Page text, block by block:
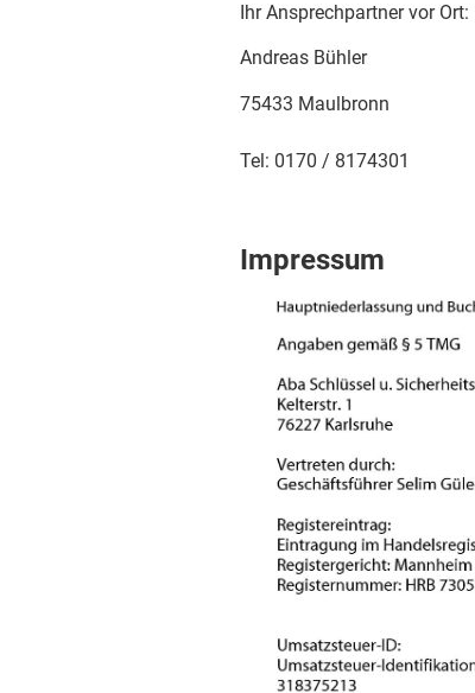
Ihr Ansprechpartner vor Ort:
Andreas Bühler
75433 Maulbronn
Tel: 0170 / 8174301
Impressum